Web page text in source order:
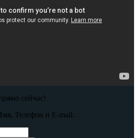
сейчас!
Телефон и E-mail: